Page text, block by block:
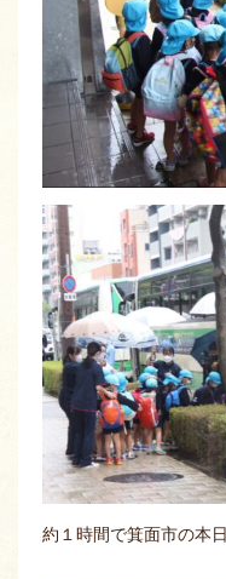
約１時間で箕面市の本